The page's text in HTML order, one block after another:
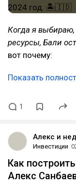
Когда я выбираю,
ресурсы, Бали
вот почему:
Показать
1
Алекс и
Инвестиции
Как
Алекс